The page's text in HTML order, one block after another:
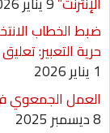
ضبط الخطاب
حرية التعبير:
1 يناير 2026
العمل الجمعوي
8 ديسمبر 2025